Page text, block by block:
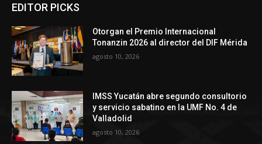
EDITOR PICKS
Otorgan el Premio Internacional
Tonanzin 2026 al director del DIF Mérida
agosto 10, 2026
IMSS Yucatán abre segundo consultorio
y servicio sabatino en la UMF No. 4 de
Valladolid
agosto 10, 2026